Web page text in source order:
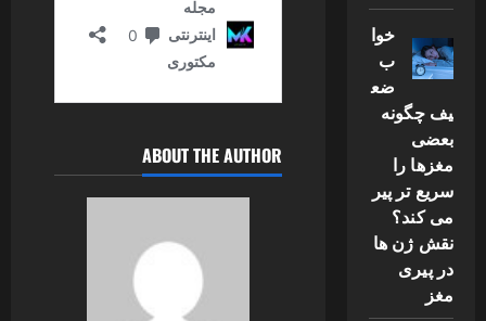
ABOUT THE AUTHOR
خوا
ب
ضع
یف چگونه
بعضی
مغزها را
سریع تر پیر
می کند؟
نقش ژن ها
در پیری
مغز